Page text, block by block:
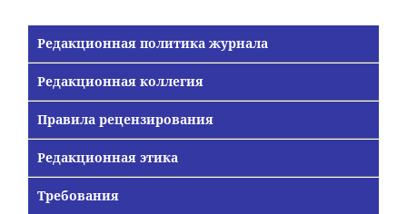
Редакционная политика журнала
Редакционная коллегия
Правила рецензирования
Редакционная этика
Требования